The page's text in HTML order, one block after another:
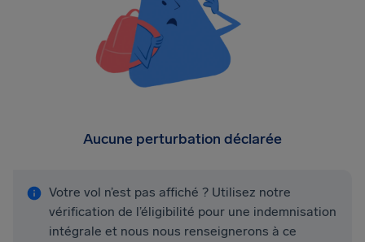
Aucune perturbation déclarée
Votre vol n’est pas affiché ? Utilisez notre
vérification de l’éligibilité pour une indemnisation
intégrale et nous nous renseignerons à ce